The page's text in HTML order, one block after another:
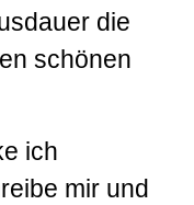
die
schönen
ich
mir und